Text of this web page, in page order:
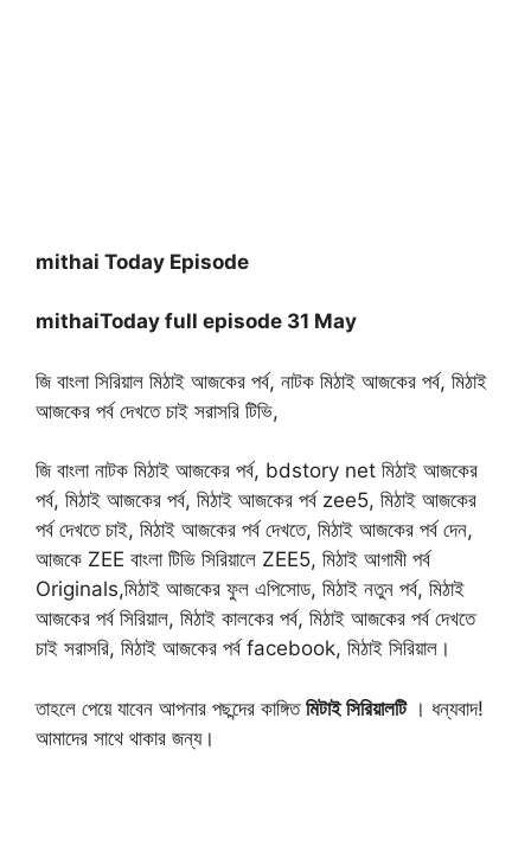
mithai Today Episode
mithaiToday full episode 31 May
জি বাংলা সিরিয়াল মিঠাই আজকের পর্ব, নাটক মিঠাই আজকের পর্ব, মিঠাই
আজকের পর্ব দেখতে চাই সরাসরি টিভি,
জি বাংলা নাটক মিঠাই আজকের পর্ব, bdstory net মিঠাই আজকের
পর্ব, মিঠাই আজকের পর্ব, মিঠাই আজকের পর্ব zee5, মিঠাই আজকের
পর্ব দেখতে চাই, মিঠাই আজকের পর্ব দেখতে, মিঠাই আজকের পর্ব দেন,
আজকে ZEE বাংলা টিভি সিরিয়ালে ZEE5, মিঠাই আগামী পর্ব
Originals,মিঠাই আজকের ফুল এপিসোড, মিঠাই নতুন পর্ব, মিঠাই
আজকের পর্ব সিরিয়াল, মিঠাই কালকের পর্ব, মিঠাই আজকের পর্ব দেখতে
চাই সরাসরি, মিঠাই আজকের পর্ব facebook, মিঠাই সিরিয়াল।
তাহলে পেয়ে যাবেন আপনার পছন্দের কাঙ্গিত মিটাই সিরিয়ালটি। ধন্যবাদ!
আমাদের সাথে থাকার জন্য।